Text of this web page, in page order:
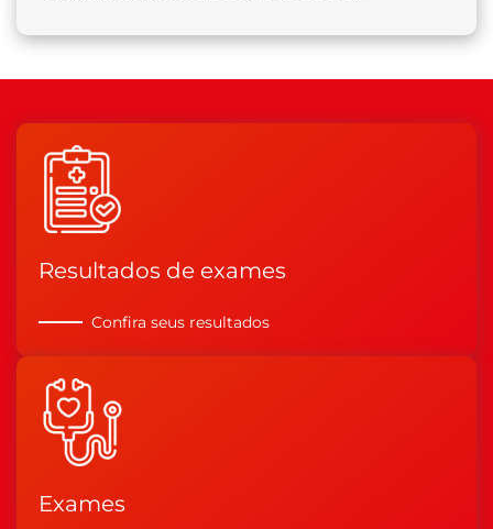
Resultados de exames
Confira seus resultados
Exames